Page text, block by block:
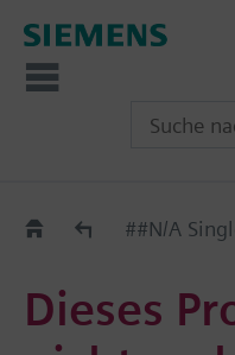
Old2New##N/A
Dieses